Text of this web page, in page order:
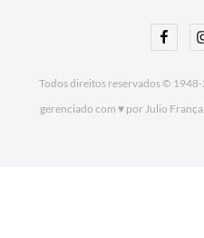
Facebook
Todos direitos reservados ©
gerenciado com ♥ por Julio França